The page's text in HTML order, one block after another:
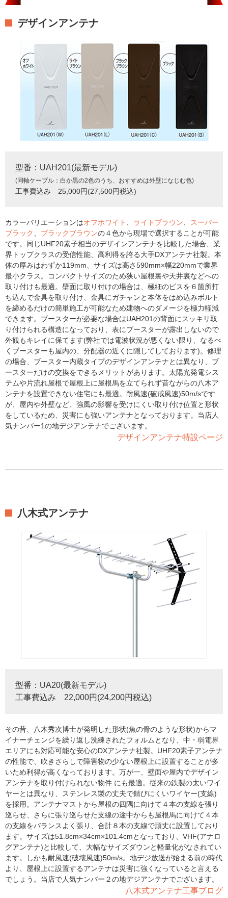
デザインアンテナ
型番：UAH201(最新モデル)
(同軸ケーブル：白か黒の2色のうち、おすすめは外壁になじむ色)
工事費込み 25,000円(27,500円税込)
カラーバリエーションはオフホワイト ライトブラウン
スーパー
ブラック
ブラックブラウンの４色から現場で選択することが可能
です。同じUHF20素子相当のデザインアンテナを比較した場合、業
界トップクラスの受信性能、高利得を誇る大手DXアンテナ社製。本
体の厚みはわずか119mm、サイズは高さ590mm×幅220mmで業界
最小クラス。コンパクトサイズのため狭い屋根裏や天井裏などへの
取り付けも最適。壁面に取り付けの場合は、極細のビスを６箇所打
ち込んで金具を取り付け、金具にガチャンと本体をはめ込みボルト
を締めるだけの簡単施工が可能なため建物へのダメージを極力軽減
できます。ブースターが必要な場合はUAH201の背面にスッキリ取
り付けられる構造になっており、表にブースターが露出しないので
外観もキレイに保てます(弊社では電波状況が悪くない限り、なるべ
くブースターも屋内の、分配器の近くに隠してしております)。修理
の場合、ブースター内蔵タイプのデザインアンテナとは異なり、ブ
ースターだけの交換をできるメリットがあります。太陽光発電シス
テムや片流れ屋根で屋根上に屋根馬を立てられず昔ながらの八木ア
ンテナを設置できない住宅にも最適。耐風速(破戒風速)50m/sです
が、屋内や外壁など、強風の影響を受けにくい取り付け位置と形状
をしているため、災害にも強いアンテナとなっております。当店人
気ナンバー1の地デジアンテナでございます。
デザインアンテナ特設ページ
八木式アンテナ
型番：UA20(最新モデル)
工事費込み 22,000円(24,200円税込)
その昔、八木秀次博士が発明した形状(魚の骨のような形状)からマ
イナーチェンジを繰り返し洗練されたフォルムとなり、中・弱電界
エリアにも対応可能な安心のDXアンテナ社製。UHF20素子アンテナ
の性能で、吹きさらしで障害物の少ない屋根上に設置することが多
いため利得が高くなっております。万が一、壁面や屋内でデザイン
アンテナを取り付けられない物件 にも最適。従来の鉄製の太いワイ
ヤーとは異なり、ステンレス製の丈夫で錆びにくいワイヤー(支線)
を採用。アンテナマストから屋根の四隅に向けて４本の支線を張り
巡らせ、さらに張り巡らせた支線の途中からも屋根馬に向けて４本
の支線をバランスよく張り、合計８本の支線で頑丈に設置しており
ます。サイズは51.8cm×34cm×101.4cmとなっており、VHF(アナロ
グアンテナ)と比較して、大幅なサイズダウンと軽量化がなされてい
ます。しかも耐風速(破壊風速)50m/s。地デジ放送が始まる前の時代
より、屋根上に設置するアンテナは災害に強くなっていると言える
でしょう。当店で人気ナンバー２の地デジアンテナでございます。
八木式アンテナ工事ブログ